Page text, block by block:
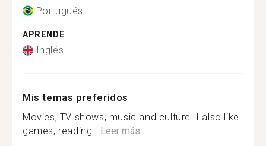
Portugués
APRENDE
Inglés
Mis temas preferidos
Movies, TV shows, music and culture. I also like
games, reading...Leer más